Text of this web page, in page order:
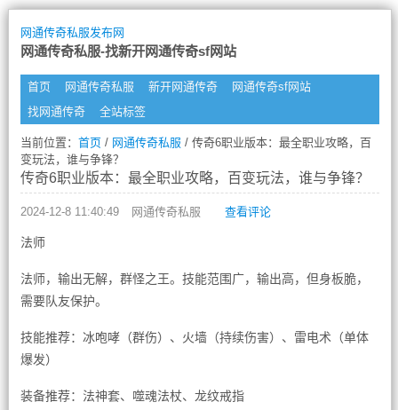
网通传奇私服发布网
网通传奇私服-找新开网通传奇sf网站
首页 网通传奇私服 新开网通传奇
网通传奇sf网站
找网通传奇
全站标签
当前位置： 首页/ 网通传奇私服 / 传奇6职业版本：最全职业攻略，百
变玩法，谁与争锋？
传奇6职业版本：最全职业攻略，百变玩法，谁与争锋？
2024-12-8 11:40:49 网通传奇私服 查看评论
法师
法师，输出无解，群怪之王。技能范围广，输出高，但身板脆，
需要队友保护。
技能推荐：冰咆哮（群伤）、火墙（持续伤害）、雷电术（单体
爆发）
装备推荐：法神套、噬魂法杖、龙纹戒指